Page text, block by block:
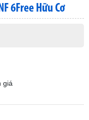
6Free Hữu Cơ
giá